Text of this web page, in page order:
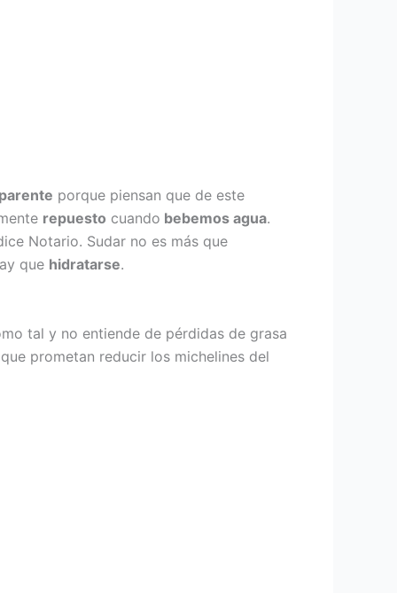
porque piensan que de este
repuesto cuando bebemos agua.
Notario. Sudar no es más que
que hidratarse.
tal y no entiende de pérdidas de grasa
prometan reducir los michelines del